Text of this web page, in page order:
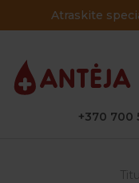
Atraskite
+370 700